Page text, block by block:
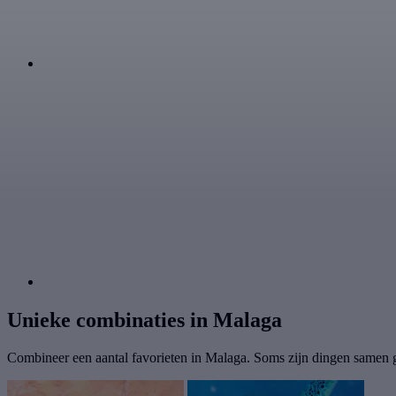
Unieke combinaties in Malaga
Combineer een aantal favorieten in Malaga. Soms zijn dingen samen